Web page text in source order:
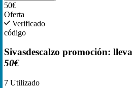
50€
Oferta
Verificado
código
Sivasdescalzo promoción: lleva
50€
7 Utilizado